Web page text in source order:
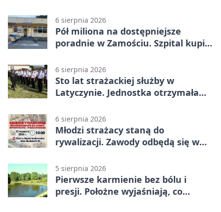
6 sierpnia 2026
Pół miliona na dostępniejsze
poradnie w Zamościu. Szpital kupi
6 sierpnia 2026
Sto lat strażackiej służby w
Latyczynie. Jednostka otrzymała
6 sierpnia 2026
Młodzi strażacy staną do
rywalizacji. Zawody odbędą się w
5 sierpnia 2026
Pierwsze karmienie bez bólu i
presji. Położne wyjaśniają, co